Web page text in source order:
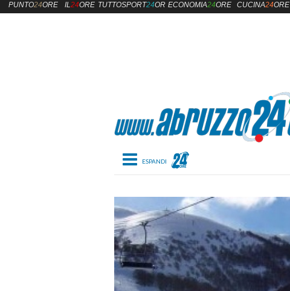
Toggle navigation
PUNTO24ORE IL24ORE TUTTOSPORT24OREECONOMIA24ORE CUCINA24ORE